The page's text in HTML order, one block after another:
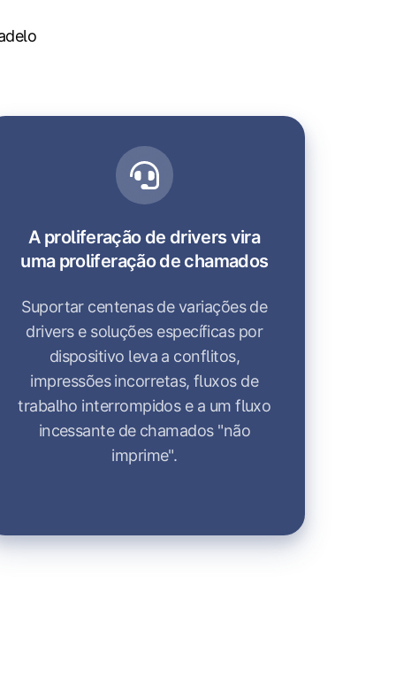
A proliferação de drivers vira
uma proliferação de chamados
Suportar centenas de variações de
drivers e soluções específicas por
dispositivo leva a conflitos,
impressões incorretas, fluxos de
trabalho interrompidos e a um fluxo
incessante de chamados "não
imprime".